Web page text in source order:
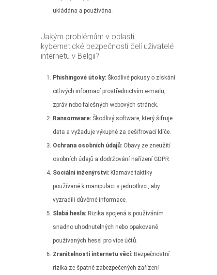
ukládána a používána.
Jakým problémům v oblasti
kybernetické bezpečnosti čelí uživatelé
internetu v Belgii?
Phishingové útoky: Škodlivé pokusy o získání
citlivých informací prostřednictvím e-mailu,
zpráv nebo falešných webových stránek.
Ransomware: Škodlivý software, který šifruje
data a vyžaduje výkupné za dešifrovací klíče.
Ochrana osobních údajů: Obavy ze zneužití
osobních údajů a dodržování nařízení GDPR.
Sociální inženýrství: Klamavé taktiky
používané k manipulaci s jednotlivci, aby
vyzradili důvěrné informace.
Slabá hesla: Rizika spojená s používáním
snadno uhodnutelných nebo opakovaně
používaných hesel pro více účtů.
Zranitelnosti internetu věcí: Bezpečnostní
rizika ze špatně zabezpečených zařízení